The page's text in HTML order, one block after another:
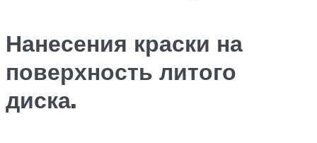
Нанесения краски на
поверхность литого
диска.